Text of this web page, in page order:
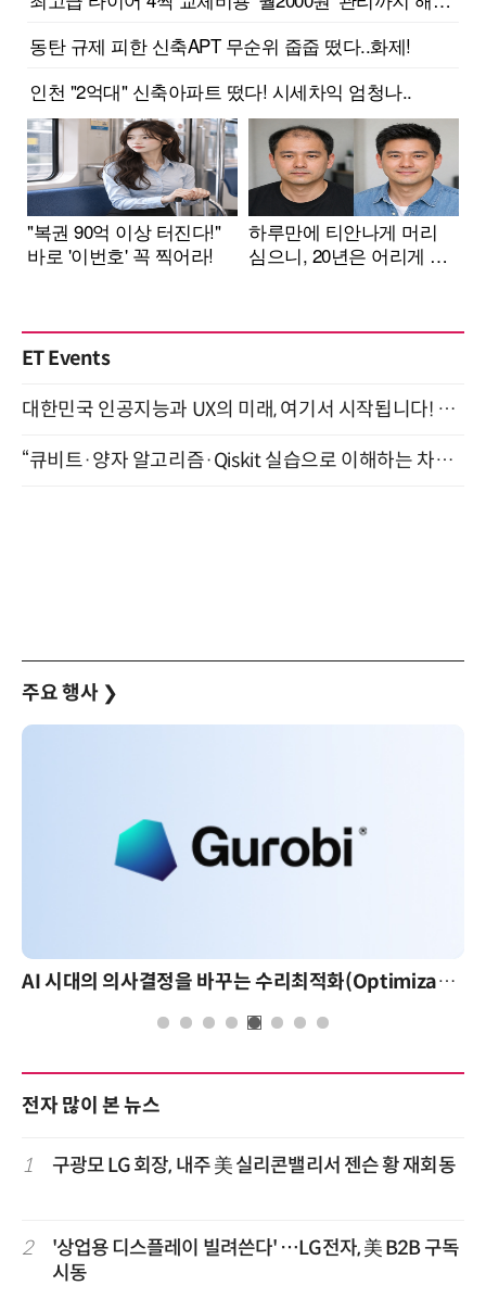
ET Events
대한민국 인공지능과 UX의 미래, 여기서 시작됩니다! UX Korea 2026 - Fall 9월 2일 개최
“큐비트·양자 알고리즘·Qiskit 실습으로 이해하는 차세대 컴퓨팅” (8/28)
주요 행사 ❯
AI 시대의 의사결정을 바꾸는 수리최적화(Optimization): 실제 산업 적용 사례와 활용 전략
전자 많이 본 뉴스
1 구광모 LG 회장, 내주 美 실리콘밸리서 젠슨 황 재회동
2
'상업용 디스플레이 빌려쓴다' …LG전자, 美 B2B 구독
시동